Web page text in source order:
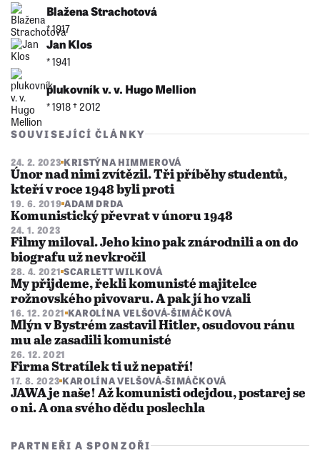
Blažena Strachotová
* 1917
Jan Klos
* 1941
plukovník v. v. Hugo Mellion
* 1918 †︎ 2012
SOUVISEJÍCÍ ČLÁNKY
24. 2. 2023 KRISTÝNA HIMMEROVÁ
Únor nad nimi zvítězil. Tři příběhy studentů,
kteří v roce 1948 byli proti
19. 6. 2019 ADAM DRDA
Komunistický převrat v únoru 1948
24. 1. 2023
Filmy miloval. Jeho kino pak znárodnili a on do
biografu už nevkročil
28. 4. 2021 SCARLETT WILKOVÁ
My přijdeme, řekli komunisté majitelce
rožnovského pivovaru. A pak jí ho vzali
16. 12. 2021 KAROLÍNA VELŠOVÁ-ŠIMÁČKOVÁ
Mlýn v Bystrém zastavil Hitler, osudovou ránu
mu ale zasadili komunisté
26. 12. 2021
Firma Stratílek ti už nepatří!
17. 8. 2023 KAROLÍNA VELŠOVÁ-ŠIMÁČKOVÁ
JAWA je naše! Až komunisti odejdou, postarej se
o ni. A ona svého dědu poslechla
PARTNEŘI A SPONZOŘI